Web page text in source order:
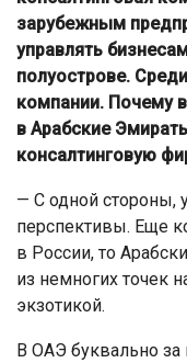
зарубежным
управлять
полуострове.
компании. Почему
в Арабские
консалтинговую
— С одной стороны,
перспективы. Еще
в России, то
из немногих точек
экзотикой.
В ОАЭ буквально